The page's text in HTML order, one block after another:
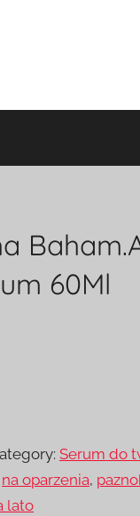
60Ml
Serum do
na oparzenia,
lato